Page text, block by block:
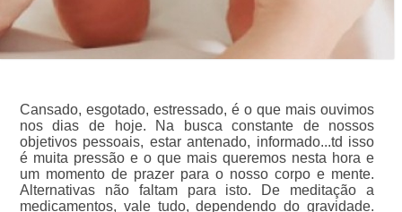
Cansado, esgotado, estressado, é o que mais ouvimos
nos dias de hoje. Na busca constante de nossos
objetivos pessoais, estar antenado, informado...td isso
é muita pressão e o que mais queremos nesta hora e
um momento de prazer para o nosso corpo e mente.
Alternativas não faltam para isto. De meditação a
medicamentos, vale tudo, dependendo do gravidade.